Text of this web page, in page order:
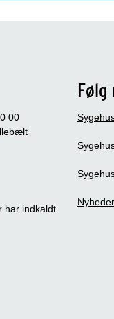
00
har indkaldt
Følg